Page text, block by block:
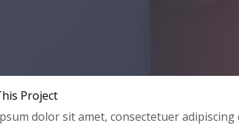
Project
dolor sit amet, consectetuer